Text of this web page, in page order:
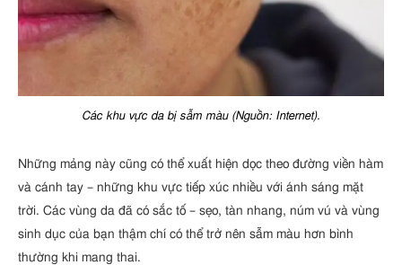
Các khu vực da bị sẫm màu (Nguồn: Internet).
Những mảng này cũng có thể xuất hiện dọc theo đường viền hàm
và cánh tay – những khu vực tiếp xúc nhiều với ánh sáng mặt
trời. Các vùng da đã có sắc tố – sẹo, tàn nhang, núm vú và vùng
sinh dục của bạn thậm chí có thể trở nên sẫm màu hơn bình
thường khi mang thai.